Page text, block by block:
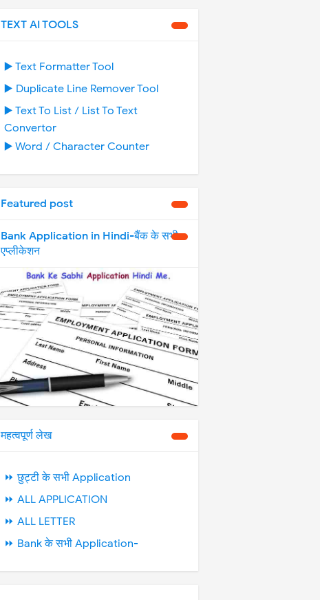
TEXT AI TOOLS
▶️ Text Formatter Tool
▶️ Duplicate Line Remover Tool
▶️ Text To List / List To Text
Convertor
▶️ Word / Character Counter
Featured post
Bank Application in Hindi-बैंक के सभी
एप्लीकेशन
महत्वपूर्ण लेख
⏩ छुट्टी के सभी Application
⏩ ALL APPLICATION
⏩ ALL LETTER
⏩ Bank के सभी Application-